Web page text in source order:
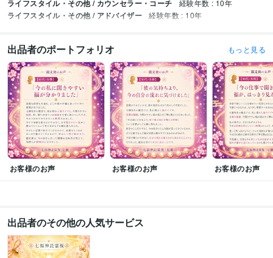
ライフスタイル・その他 / カウンセラー・コーチ 経験年数 : 10年
ライフスタイル・その他 / アドバイザー 経験年数 : 10年
出品者のポートフォリオ もっと見る
お客様のお声 お客様のお声 お客様のお声
出品者のその他の人気サービス